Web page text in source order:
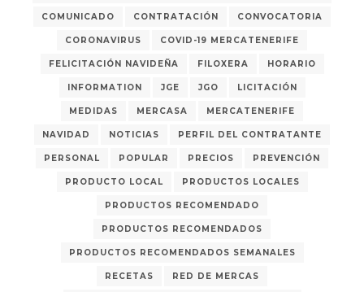
COMUNICADO CONTRATACIÓN CONVOCATORIA
CORONAVIRUS COVID-19 MERCATENERIFE
FELICITACIÓN NAVIDEÑA FILOXERA HORARIO
INFORMATION JGE JGO LICITACIÓN
MEDIDAS MERCASA MERCATENERIFE
NAVIDAD NOTICIAS PERFIL DEL CONTRATANTE
PERSONAL POPULAR PRECIOS PREVENCIÓN
PRODUCTO LOCAL PRODUCTOS LOCALES
PRODUCTOS RECOMENDADO
PRODUCTOS RECOMENDADOS
PRODUCTOS RECOMENDADOS SEMANALES
RECETAS RED DE MERCAS